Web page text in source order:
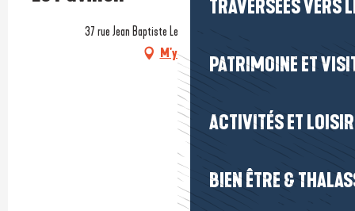
TRAVERSÉES VERS
PATRIMOINE ET
ACTIVITÉS ET
BIEN ÊTRE &
37 rue Jean Baptiste Legeay, 44350 Guérande
M'y rendre